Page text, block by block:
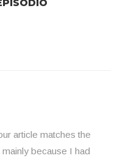
article matches the
because I had